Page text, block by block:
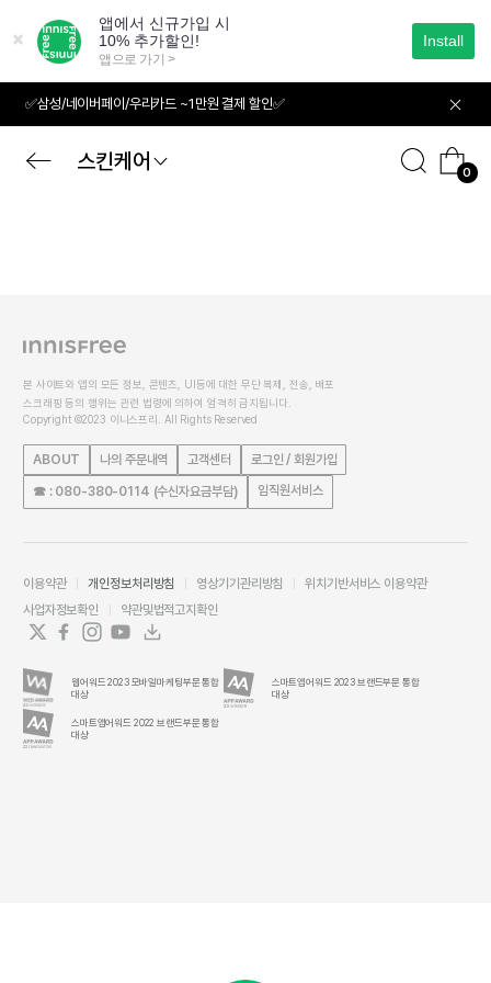
가
✅삼성/네이버페이/우리카드 ~1만원 결제 할인✅
스킨케어 0
본 사이트와 앱의 모든 정보, 콘텐츠, UI등에 대한 무단 복제, 전송, 배포
스크래핑 등의 행위는 관련 법령에 의하여 엄격히 금지됩니다.
Copyright ©2023 이니스프리. All Rights Reserved
ABOUT 나의 주문내역 고객센터 로그인 / 회원가입
☎ : 080-380-0114 (수신자요금부담) 임직원서비스
이용약관 개인정보처리방침 영상기기관리방침
위치기반서비스 이용약관
사업자정보확인
약관및법적고지확인
웹어워드 2023 모바일마케팅부문 통합
대상
스마트앱어워드 2023 브랜드부문 통합
대상
스마트앱어워드 2022 브랜드부문 통합
대상